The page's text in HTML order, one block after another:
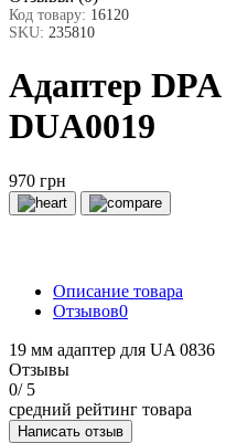
Код товару: 16120
SKU: 235810
Адаптер
DUA0019
970 грн
Описание товара
Отзывов0
19 мм адаптер для UA 0836
Отзывы
0/ 5
средний рейтинг товара
Написать отзыв